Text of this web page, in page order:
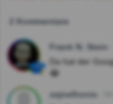
2 Kommentare
Frank N. Stein
Da hat der
😂
zejnelhonic